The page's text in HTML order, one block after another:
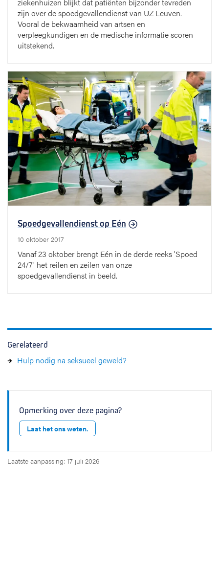
zijn over de spoedgevallendienst van UZ Leuven.
Vooral de bekwaamheid van artsen en
verpleegkundigen en de medische informatie scoren
uitstekend.
Spoedgevallendienst op Eén
10 oktober 2017
Vanaf 23 oktober brengt Eén in de derde reeks 'Spoed
24/7' het reilen en zeilen van onze
spoedgevallendienst in beeld.
Gerelateerd
Hulp nodig na seksueel geweld?
Opmerking over deze pagina?
Laat het ons weten.
Laatste aanpassing: 17 juli 2026